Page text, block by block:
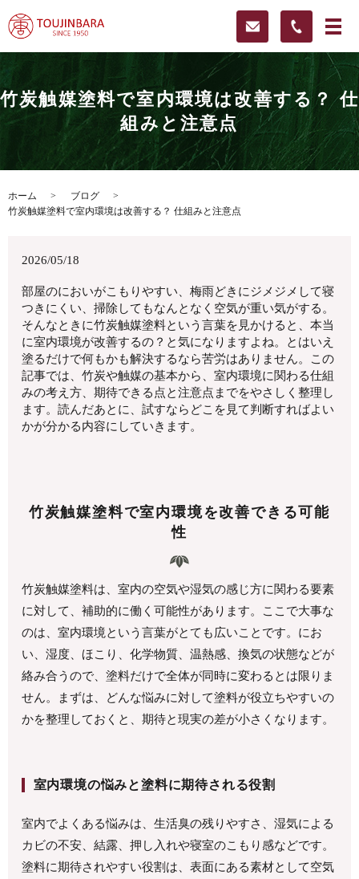
竹炭触媒塗料で室内環境は改善する？ 仕
組みと注意点
ホーム
ブログ
竹炭触媒塗料で室内環境は改善する？ 仕組みと注意点
2026/05/18
部屋のにおいがこもりやすい、梅雨どきにジメジメして寝
つきにくい、掃除してもなんとなく空気が重い気がする。
そんなときに竹炭触媒塗料という言葉を見かけると、本当
に室内環境が改善するの？と気になりますよね。とはいえ
塗るだけで何もかも解決するなら苦労はありません。この
記事では、竹炭や触媒の基本から、室内環境に関わる仕組
みの考え方、期待できる点と注意点までをやさしく整理し
ます。読んだあとに、試すならどこを見て判断すればよい
かが分かる内容にしていきます。
竹炭触媒塗料で室内環境を改善できる可能
性
竹炭触媒塗料は、室内の空気や湿気の感じ方に関わる要素
に対して、補助的に働く可能性があります。ここで大事な
のは、室内環境という言葉がとても広いことです。にお
い、湿度、ほこり、化学物質、温熱感、換気の状態などが
絡み合うので、塗料だけで全体が同時に変わるとは限りま
せん。まずは、どんな悩みに対して塗料が役立ちやすいの
かを整理しておくと、期待と現実の差が小さくなります。
室内環境の悩みと塗料に期待される役割
室内でよくある悩みは、生活臭の残りやすさ、湿気による
カビの不安、結露、押し入れや寝室のこもり感などです。
塗料に期待されやすい役割は、表面にある素材として空気